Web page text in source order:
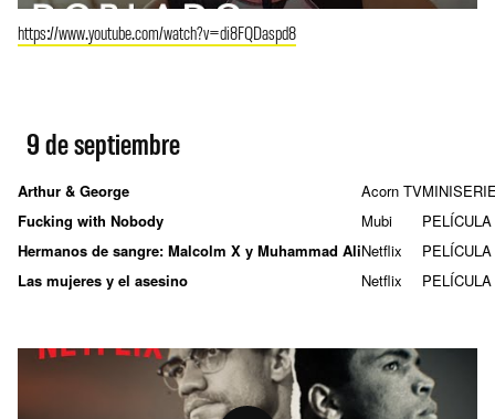
https://www.youtube.com/watch?v=di8FQDaspd8
9 de septiembre
Arthur & George Acorn TV
Fucking with Nobody
Mubi
PELÍCULA
Hermanos de sangre: Malcolm X y Muhammad AliNetflix
PELÍCULA
Las mujeres y el asesino
Netflix PELÍCULA